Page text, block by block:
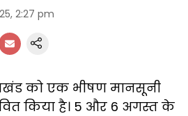
2:27 pm
को एक भीषण मानसूनी
किया है। 5 और 6 अगस्त के